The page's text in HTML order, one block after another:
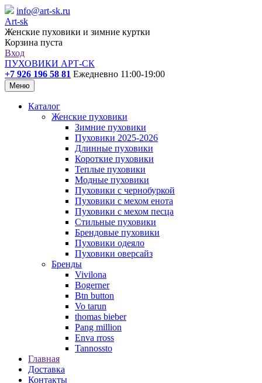
info@art-sk.ru
Art-sk
Женские пуховики и зимние куртки
Корзина пуста
Вход
ПУХОВИКИ АРТ-СК
+7 926 196 58 81 Ежедневно 11:00-19:00
Меню
Каталог
Женские пуховики
Зимние пуховики
Пуховики 2025-2026
Длинные пуховики
Короткие пуховики
Теплые пуховики
Модные пуховики
Пуховики с чернобуркой
Пуховики с мехом енота
Пуховики с мехом песца
Стильные пуховики
Брендовые пуховики
Пуховики одеяло
Пуховики оверсайз
Бренды
Vivilona
Bogerner
Btn button
Vo tarun
thomas bieber
Pang million
Enva rross
Tannossto
Главная
Доставка
Контакты